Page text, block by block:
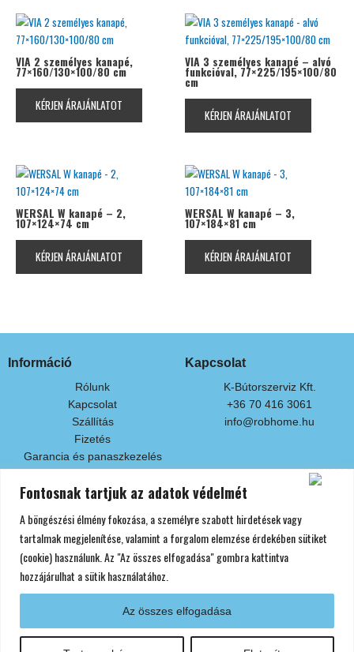
Fontosnak tartjuk az adatok védelmét
A böngészési élmény fokozása, a személyre szabott hirdetések vagy
tartalmak megjelenítése, valamint a forgalom elemzése érdekében sütiket
(cookie) használunk. Az "Az összes elfogadása" gombra kattintva
hozzájárulhat a sütik használatához.
Az összes elfogadása
termékoldalon
választhatók
VIA 2 személyes kanapé,
77×160/130×100/80 cm
KÉRJEN ÁRAJÁNLATOT
VIA 3 személyes kanapé – alvó
funkcióval, 77×225/195×100/80
cm
KÉRJEN ÁRAJÁNLATOT
WERSAL W kanapé – 2,
107×124×74 cm
KÉRJEN ÁRAJÁNLATOT
WERSAL W kanapé – 3,
107×184×81 cm
KÉRJEN ÁRAJÁNLATOT
Információ
Rólunk
Kapcsolat
Szállítás
Fizetés
Garancia és panaszkezelés
Kapcsolat
K-Bútorszerviz Kft.
+36 70 416 3061
info@robhome.hu
Fizetési módok
Készpénzben áruátvételkor
Bankkártyás fizetés
Áruátvétel előtti banki átutalással
Minden jog fenntartva! Copyright © 2024 Robhome
Általános Szerződési Feltételek
Impresszum